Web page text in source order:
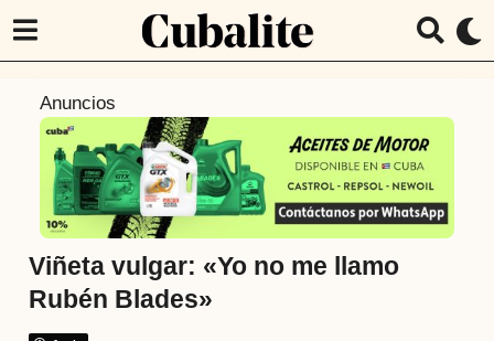
t
r
á
Anuncios
Viñeta vulgar: «Yo no me llamo
Rubén Blades»